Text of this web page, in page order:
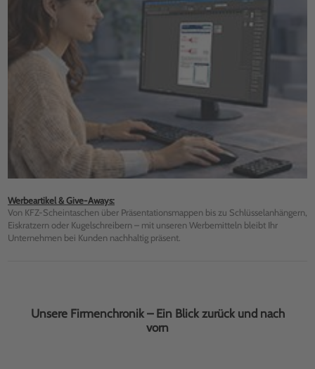
Werbeartikel & Give-Aways:
Von KFZ-Scheintaschen über Präsentationsmappen bis zu Schlüsselanhängern,
Eiskratzern oder Kugelschreibern – mit unseren Werbemitteln bleibt Ihr
Unternehmen bei Kunden nachhaltig präsent.
Unsere Firmenchronik – Ein Blick zurück und nach
vorn